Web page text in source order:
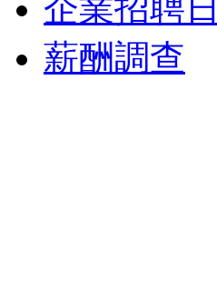
企業招聘日
薪酬調查